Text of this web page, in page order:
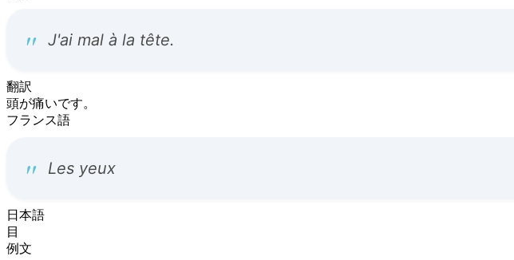
翻訳
頭が痛いです。
フランス語
日本語
目
例文